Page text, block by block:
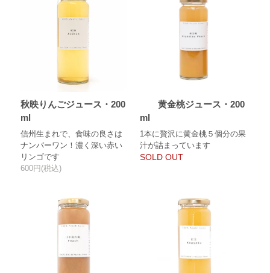
秋映りんごジュース・200
ml
信州生まれで、食味の良さは
ナンバーワン！濃く深い赤い
リンゴです
600円(税込)
黄金桃ジュース・200
ml
1本に贅沢に黄金桃５個分の果
汁が詰まっています
SOLD OUT